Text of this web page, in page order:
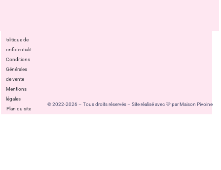
Politique de
confidentialité
Conditions
Générales
de vente
Mentions
légales
Plan du site
© 2022-2026 – Tous droits réservés – Site réalisé avec 🩷 par Maison Pivoine